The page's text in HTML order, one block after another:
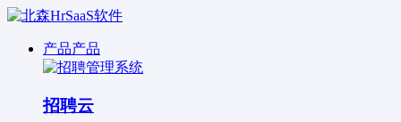
产品产品
招聘云